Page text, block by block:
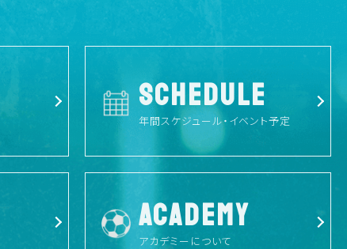
SCHEDULE
年間スケジュール・イベント予定
ACADEMY
アカデミーについて